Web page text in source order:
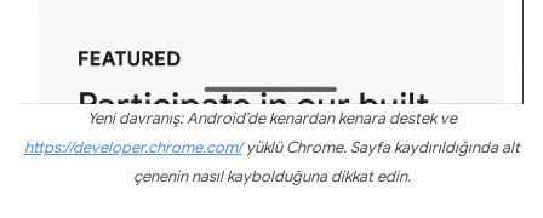
Yeni davranış: Android'de kenardan kenara destek ve
https://developer.chrome.com/yüklü Chrome. Sayfa kaydırıldığında alt
çenenin nasıl kaybolduğuna dikkat edin.